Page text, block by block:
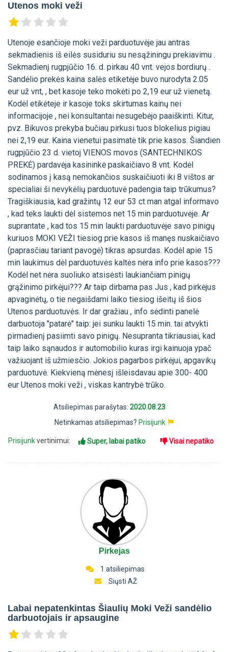
Utenos moki veži
Utenoje esančioje moki veži parduotuvėje jau antras
sekmadienis iš eilės susiduriu su nesąžiningu prekiavimu .
Sekmadienį rugpjūčio 16. d. pirkau 40 vnt. vejos bordiurų .
Sandėlio prekės kaina salės etiketėje buvo nurodyta 2.05
eur už vnt, , bet kasoje teko mokėti po 2,19 eur už vienetą.
Kodėl etikėteje ir kasoje toks skirtumas kainų nei
informacijoje , nei konsultantai nesugebėjo paaiškinti. Kitur,
pvz. Bikuvos prekyba bučiau pirkusi tuos blokelius pigiau
nei 2,19 eur. Kaina vienetui pasimatė tik prie kasos. Šiandien
rugpjūčio 23 d. vietoj VIENOS movos (SANTECHNIKOS
PREKĖ) pardavėja kasininkė paskaičiavo 8 vnt. Kodėl
sodinamos į kasą nemokančios suskaičiuoti iki 8 vištos ar
specialiai ši nevykėlių parduotuvė padengia taip trūkumus?
Tragiškiausia, kad gražintų 12 eur 53 ct man atgal informavo
, kad teks laukti dėl sistemos net 15 min parduotuvėje. Ar
suprantate , kad tos 15 min laukti parduotuvėje savo pinigų
kuriuos MOKI VEŽI tiesiog prie kasos iš manęs nuskaičiavo
(paprasčiau tariant pavogė) tikras apsurdas. Kodėl apie 15
min laukimus dėl parduotuvės kaltės nėra info prie kasos???
Kodėl net nėra suoliuko atsisėsti laukiančiam pinigų
grąžinimo pirkėjui??? Ar taip dirbama pas Jus , kad pirkėjus
apvaginėtų, o tie negaišdami laiko tiesiog išeitų iš šios
Utenos parduotuvės. Ir dar gražiau , info sėdinti panelė
darbuotoja "patarė" taip: jei sunku laukti 15 min. tai atvykti
pirmadienį pasiimti savo pinigų. Nesupranta tikriausiai, kad
taip laiko sąnaudos ir automobilio kuras irgi kainuoja ypač
važiuojant iš užmiesčio. Jokios pagarbos pirkėjui, apgavikų
parduotuvė. Kiekvieną mėnesį išleisdavau apie 300- 400
eur Utenos moki veži , viskas kantrybė trūko.
Atsiliepimas parašytas: 2020.08.23
Netinkamas atsiliepimas? Prisijunk
Prisijunkvertinimui: Super, labai patiko Visai nepatiko
Pirkejas
1 atsiliepimas
Siųsti AŽ
Labai nepatenkintas Šiaulių Moki Veži sandėlio
darbuotojais ir apsaugine